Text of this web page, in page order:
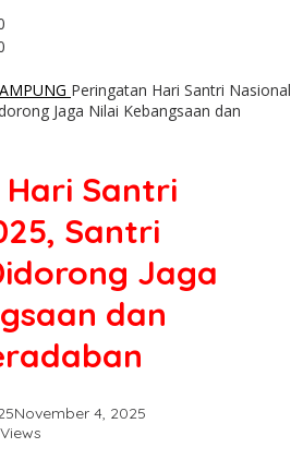
Peringatan Hari Santri Nasional
Jaga Nilai Kebangsaan dan
Santri
Santri
Jaga
dan
November 4, 2025